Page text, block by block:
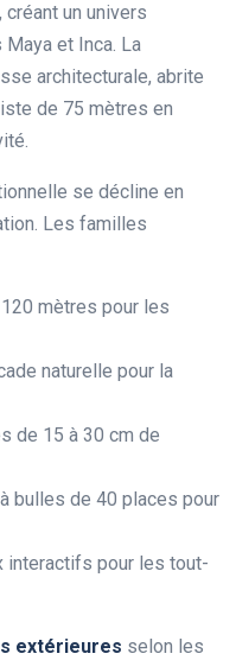
un univers
et Inca. La
architecturale, abrite
de 75 mètres en
se décline en
Les familles
mètres pour les
naturelle pour la
de 15 à 30 cm de
bulles de 40 places pour
interactifs pour les tout-
extérieures selon les